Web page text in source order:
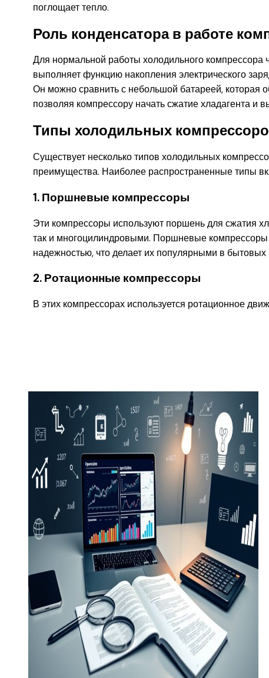
поглощает тепло.
Роль конденсатора в работе
Для нормальной работы холодильного компрессора
выполняет функцию накопления электрического
Он можно сравнить с небольшой батареей, которая
позволяя компрессору начать сжатие хладагента
Типы холодильных
Существует несколько типов холодильных
преимущества. Наиболее распространенные типы
1. Поршневые компрессоры
Эти компрессоры используют поршень для сжатия
так и многоцилиндровыми. Поршневые
надежностью, что делает их популярными в
2. Ротационные компрессоры
В этих компрессорах используется ротационное